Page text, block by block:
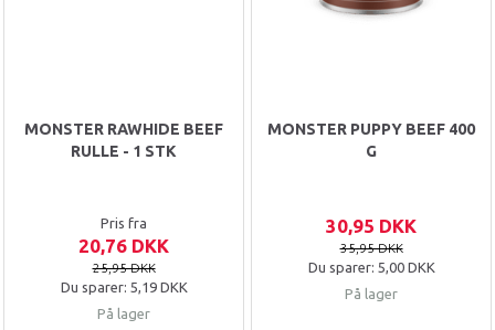
MONSTER RAWHIDE BEEF
RULLE - 1 STK
Pris fra
20,76 DKK
25,95 DKK
Du sparer: 5,19 DKK
På lager
MONSTER PUPPY BEEF 400
G
30,95 DKK
35,95 DKK
Du sparer: 5,00 DKK
På lager